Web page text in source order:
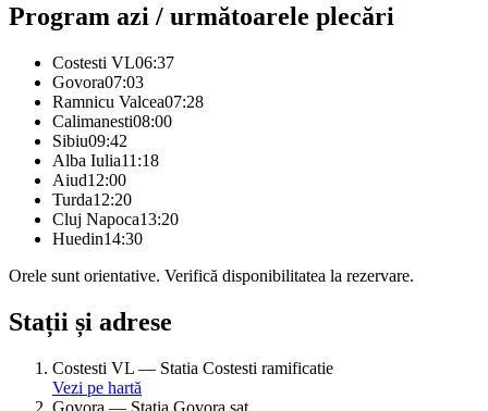
Program azi / următoarele plecări
Costesti VL06:37
Govora07:03
Ramnicu Valcea07:28
Calimanesti08:00
Sibiu09:42
Alba Iulia11:18
Aiud12:00
Turda12:20
Cluj Napoca13:20
Huedin14:30
Orele sunt orientative. Verifică disponibilitatea la rezervare.
Stații și adrese
Costesti VL — Statia Costesti ramificatie
Vezi pe hartă
Govora — Statia Govora sat